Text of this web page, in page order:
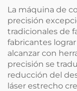
La máquina de
precisión
tradicionales de
fabricantes
alcanzar con
precisión se
reducción del
láser estrecho